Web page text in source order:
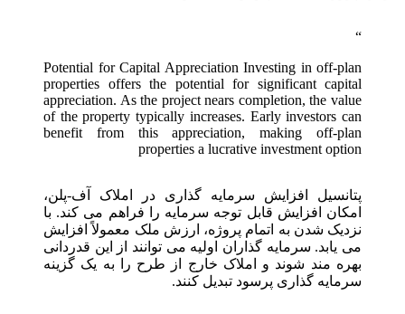
Potential for Capital Appreciation Investing in off-plan
properties offers the potential for significant capital
appreciation. As the project nears completion, the value
of the property typically increases. Early investors can
benefit from this appreciation, making off-plan
properties a lucrative investment option
پتانسیل افزایش سرمایه گذاری در املاک آف-پلن،
امکان افزایش قابل توجه سرمایه را فراهم می کند. با
نزدیک شدن به اتمام پروژه، ارزش ملک معمولاً افزایش
می یابد. سرمایه گذاران اولیه می توانند از این قدردانی
بهره مند شوند و املاک خارج از طرح را به یک گزینه
سرمایه گذاری پرسود تبدیل کنند.